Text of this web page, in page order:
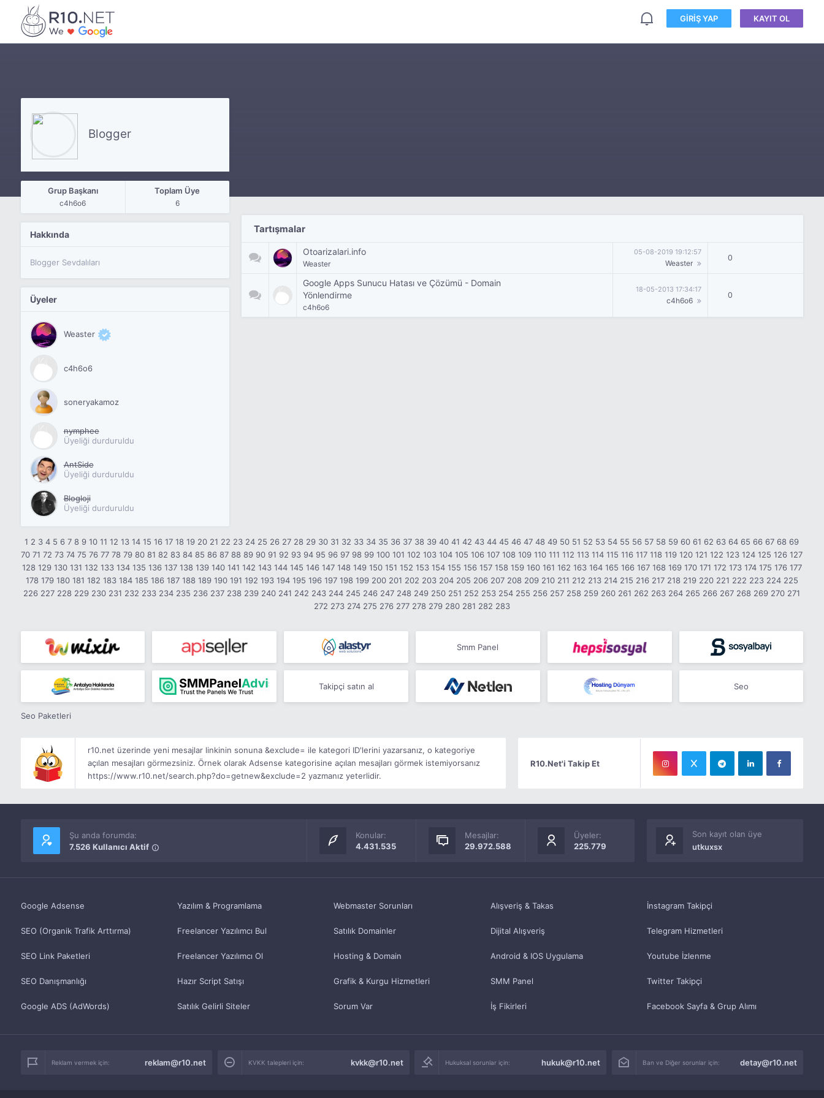
GIRIŞ YAP KAYIT OL
Blogger
Grup Başkanı
c4h6o6
Toplam Üye
6
Hakkında
Blogger Sevdalıları
Üyeler
Weaster
c4h6o6
soneryakamoz
nymphee
Üyeliği durduruldu
AntSide
Üyeliği durduruldu
Blogloji
Üyeliği durduruldu
Tartışmalar
Otoarizalari.info
Weaster
05-08-2019 19:12:57
Weaster
0
Google Apps Sunucu Hatası ve Çözümü - Domain
Yönlendirme
c4h6o6
18-05-2013 17:34:17
c4h6o6
0
1 2 3 4 5 6 7 8 9 10 11 12 13 14 15 16 17 18 19 20 21 22 23 24 25 26 27 28 29 30 31 32 33 34 35 36 37 38 39 40 41 42 43 44 45 46 47 48 49 50 51 52 53 54 55 56 57 58 59 60 61 62 63 64 65 66 67 68 69
70 71 72 73 74 75 76 77 78 79 80 81 82 83 84 85 86 87 88 89 90 91 92 93 94 95 96 97 98 99 100 101 102 103 104 105 106 107 108 109 110 111 112 113 114 115 116 117 118 119 120 121 122 123 124 125 126 127
128 129 130 131 132 133 134 135 136 137 138 139 140 141 142 143 144 145 146 147 148 149 150 151 152 153 154 155 156 157 158 159 160 161 162 163 164 165 166 167 168 169 170 171 172 173 174 175 176 177
178 179 180 181 182 183 184 185 186 187 188 189 190 191 192 193 194 195 196 197 198 199 200 201 202 203 204 205 206 207 208 209 210 211 212 213 214 215 216 217 218 219 220 221 222 223 224 225
226 227 228 229 230 231 232 233 234 235 236 237 238 239 240 241 242 243 244 245 246 247 248 249 250 251 252 253 254 255 256 257 258 259 260 261 262 263 264 265 266 267 268 269 270 271
272 273 274 275 276 277 278 279 280 281 282 283
Smm Panel
Takipçi satın al Seo
Seo Paketleri
r10.net üzerinde yeni mesajlar linkinin sonuna &exclude= ile kategori ID'lerini yazarsanız, o kategoriye
açılan mesajları görmezsiniz. Örnek olarak Adsense kategorisine açılan mesajları görmek istemiyorsanız
https://www.r10.net/search.php?do=getnew&exclude=2 yazmanız yeterlidir.
R10.Net'i Takip Et
Şu anda forumda:
7.526 Kullanıcı Aktif
Konular:
4.431.535
Mesajlar:
29.972.588
Üyeler:
225.779
Son kayıt olan üye
utkuxsx
Google Adsense
SEO (Organik Trafik Arttırma)
SEO Link Paketleri
SEO Danışmanlığı
Google ADS (AdWords)
Yazılım & Programlama
Freelancer Yazılımcı Bul
Freelancer Yazılımcı Ol
Hazır Script Satışı
Satılık Gelirli Siteler
Webmaster Sorunları
Satılık Domainler
Hosting & Domain
Grafik & Kurgu Hizmetleri
Sorum Var
Alışveriş & Takas
Dijital Alışveriş
Android & IOS Uygulama
SMM Panel
İş Fikirleri
İnstagram Takipçi
Telegram Hizmetleri
Youtube İzlenme
Twitter Takipçi
Facebook Sayfa & Grup Alımı
Reklam vermek için: reklam@r10.net KVKK talepleri için: kvkk@r10.net Hukuksal sorunlar için: hukuk@r10.net Ban ve Diğer sorunlar için: detay@r10.net